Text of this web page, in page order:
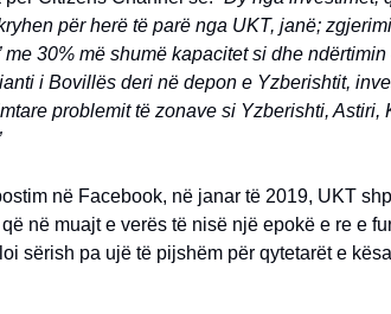
për herë të parë nga UKT, janë;
me 30% më shumë kapacitet si dhe
i Bovillës deri në depon e Yzberishtit,
problemit të zonave si Yzberishti, Astiri,
në Facebook, në janar të 2019, UKT
në muajt e verës të nisë një epokë e re e
sërish pa ujë të pijshëm për qytetarët e